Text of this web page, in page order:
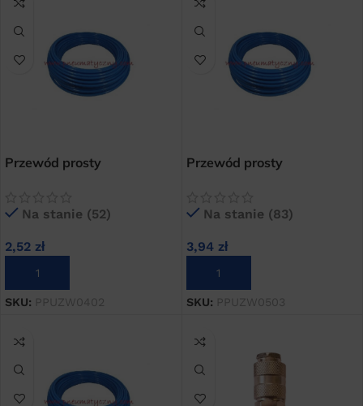
Przewód prosty
Na stanie (52)
2,52 zł
DODAJ DO KOSZYKA
SKU: PPUZW0402
Przewód prosty
Na stanie (83)
3,94 zł
DODAJ DO KOSZYKA
SKU: PPUZW0503